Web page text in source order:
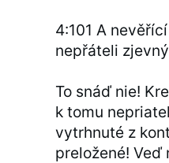
4:101 A
nepřáteli
To snáď nie!
k tomu
vytrhnuté z
preložené! Veď